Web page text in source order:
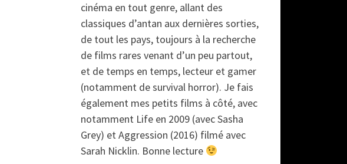
cinéma en tout genre, allant des
classiques d’antan aux dernières sorties,
de tout les pays, toujours à la recherche
de films rares venant d’un peu partout,
et de temps en temps, lecteur et gamer
(notamment de survival horror). Je fais
également mes petits films à côté, avec
notamment Life en 2009 (avec Sasha
Grey) et Aggression (2016) filmé avec
Sarah Nicklin. Bonne lecture